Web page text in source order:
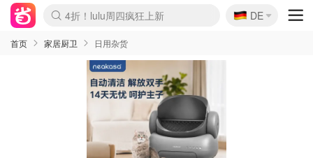
Boticinal 夏促开抢！
4折！lulu周四疯狂上新
还没结束！&OtherStories大促
Joybuy变相75折 随时失效
速领！Stanley独家85折
疑似霸哥！Camper额外叠85折
Zalando 奥莱闪促！每日更新
Moncler反季囤！5折起+叠9折
Coach Brooklyn仅€192
🇩🇪
DE
首页 家居厨卫 日用杂货